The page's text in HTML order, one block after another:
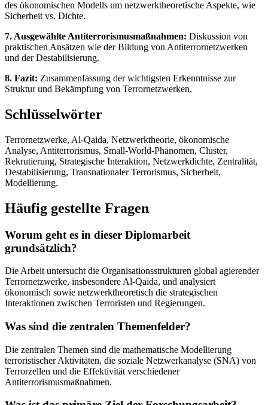
des ökonomischen Modells um netzwerktheoretische Aspekte, wie
Sicherheit vs. Dichte.
7. Ausgewählte Antiterrorismusmaßnahmen: Diskussion von
praktischen Ansätzen wie der Bildung von Antiterrornetzwerken
und der Destabilisierung.
8. Fazit: Zusammenfassung der wichtigsten Erkenntnisse zur
Struktur und Bekämpfung von Terrornetzwerken.
Schlüsselwörter
Terrornetzwerke, Al-Qaida, Netzwerktheorie, ökonomische
Analyse, Antiterrorismus, Small-World-Phänomen, Cluster,
Rekrutierung, Strategische Interaktion, Netzwerkdichte, Zentralität,
Destabilisierung, Transnationaler Terrorismus, Sicherheit,
Modellierung.
Häufig gestellte Fragen
Worum geht es in dieser Diplomarbeit
grundsätzlich?
Die Arbeit untersucht die Organisationsstrukturen global agierender
Terrornetzwerke, insbesondere Al-Qaida, und analysiert
ökonomisch sowie netzwerktheoretisch die strategischen
Interaktionen zwischen Terroristen und Regierungen.
Was sind die zentralen Themenfelder?
Die zentralen Themen sind die mathematische Modellierung
terroristischer Aktivitäten, die soziale Netzwerkanalyse (SNA) von
Terrorzellen und die Effektivität verschiedener
Antiterrorismusmaßnahmen.